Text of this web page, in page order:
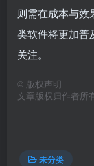
则需在成本与效
类软件将更加普
关注。
© 版权声明
文章版权归作者所
未分类